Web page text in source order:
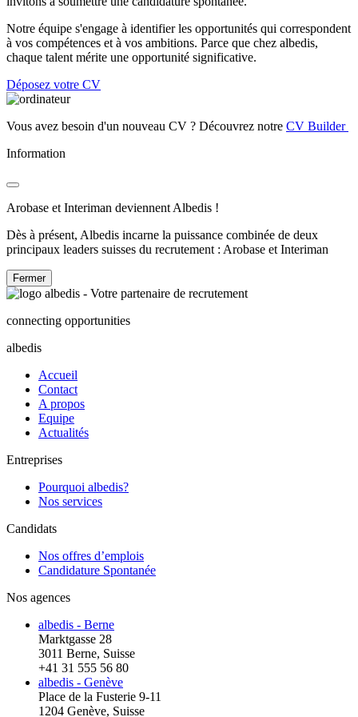
Notre équipe s'engage à identifier les opportunités qui correspondent
à vos compétences et à vos ambitions. Parce que chez albedis,
chaque talent mérite une opportunité significative.
Déposez votre CV
Vous avez besoin d'un nouveau CV ? Découvrez notre CV Builder
Information
Arobase et Interiman deviennent Albedis !
Dès à présent, Albedis incarne la puissance combinée de deux
principaux leaders suisses du recrutement : Arobase et Interiman
Fermer
connecting opportunities
albedis
Accueil
Contact
A propos
Equipe
Actualités
Entreprises
Pourquoi albedis?
Nos services
Candidats
Nos offres d’emplois
Candidature Spontanée
Nos agences
albedis - Berne
Marktgasse 28
3011 Berne, Suisse
+41 31 555 56 80
albedis - Genève
Place de la Fusterie 9-11
1204 Genève, Suisse